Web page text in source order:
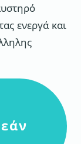
ενεργά και